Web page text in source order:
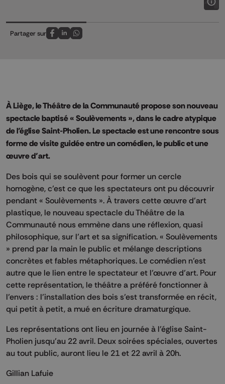
Partager sur
Partagez sur FaceBook
Partagez sur LinkedIn
Partagez sur Whatsapp
À Liège, le Théâtre de la Communauté propose son nouveau
spectacle baptisé « Soulèvements », dans le cadre atypique
de l’église Saint-Pholien. Le spectacle est une rencontre sous
forme de visite guidée entre un comédien, le public et une
œuvre d’art.
Des bois qui se soulèvent pour former un cercle
homogène, c’est ce que les spectateurs ont pu découvrir
pendant « Soulèvements ». À travers cette œuvre d’art
plastique, le nouveau spectacle du Théâtre de la
Communauté nous emmène dans une réflexion, quasi
philosophique, sur l’art et sa signification. « Soulèvements
» prend par la main le public et mélange descriptions
concrètes et fables métaphoriques. Le comédien n’est
autre que le lien entre le spectateur et l’œuvre d’art. Pour
cette représentation, le théâtre a préféré fonctionner à
l’envers : l’installation des bois s’est transformée en récit,
qui petit à petit, a mué en écriture dramaturgique.
Les représentations ont lieu en journée à l’église Saint-
Pholien jusqu’au 22 avril. Deux soirées spéciales, ouvertes
au tout public, auront lieu le 21 et 22 avril à 20h.
Gillian Lafuie